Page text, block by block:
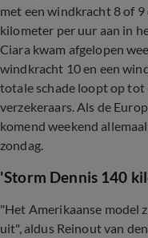
met een windkracht 8 of
kilometer per uur aan in
Ciara kwam afgelopen
windkracht 10 en een
totale schade loopt op
verzekeraars. Als de
komend weekend
zondag.
'Storm Dennis 140
"Het Amerikaanse model
uit", aldus Reinout van